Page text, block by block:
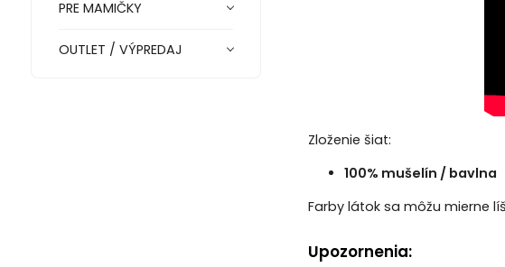
PRE MAMIČKY
OUTLET / VÝPREDAJ
Zloženie šiat:
100% mušelín / bavlna
Farby látok sa môžu mierne
Upozornenia: